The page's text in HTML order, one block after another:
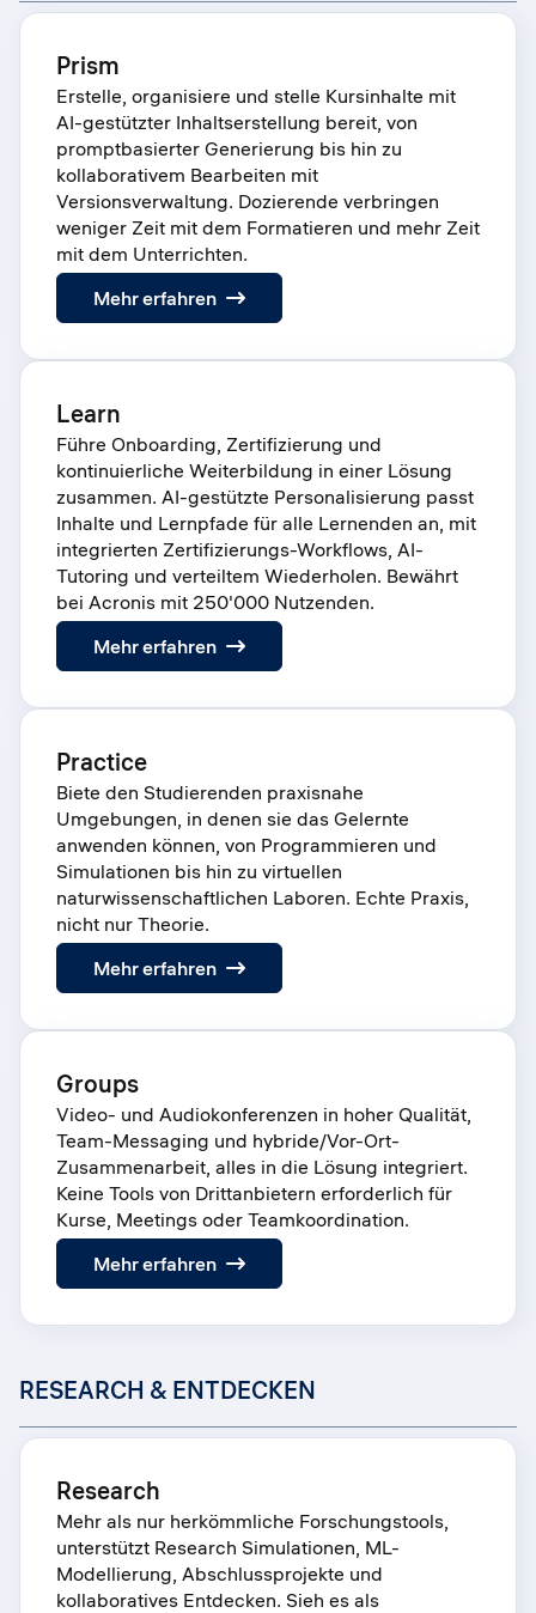
Prism
Erstelle, organisiere und stelle Kursinhalte mit
AI-gestützter Inhaltserstellung bereit, von
promptbasierter Generierung bis hin zu
kollaborativem Bearbeiten mit
Versionsverwaltung. Dozierende verbringen
weniger Zeit mit dem Formatieren und mehr Zeit
mit dem Unterrichten.
Mehr erfahren:
Prism
Learn
Führe Onboarding, Zertifizierung und
kontinuierliche Weiterbildung in einer Lösung
zusammen. AI-gestützte Personalisierung passt
Inhalte und Lernpfade für alle Lernenden an, mit
integrierten Zertifizierungs-Workflows, AI-
Tutoring und verteiltem Wiederholen. Bewährt
bei Acronis mit 250'000 Nutzenden.
Mehr erfahren:
Learn
Practice
Biete den Studierenden praxisnahe
Umgebungen, in denen sie das Gelernte
anwenden können, von Programmieren und
Simulationen bis hin zu virtuellen
naturwissenschaftlichen Laboren. Echte Praxis,
nicht nur Theorie.
Mehr erfahren:
Practice
Groups
Video- und Audiokonferenzen in hoher Qualität,
Team-Messaging und hybride/Vor-Ort-
Zusammenarbeit, alles in die Lösung integriert.
Keine Tools von Drittanbietern erforderlich für
Kurse, Meetings oder Teamkoordination.
Mehr erfahren:
Groups
RESEARCH & ENTDECKEN
Research
Mehr als nur herkömmliche Forschungstools,
unterstützt Research Simulationen, ML-
Modellierung, Abschlussprojekte und
kollaboratives Entdecken. Sieh es als